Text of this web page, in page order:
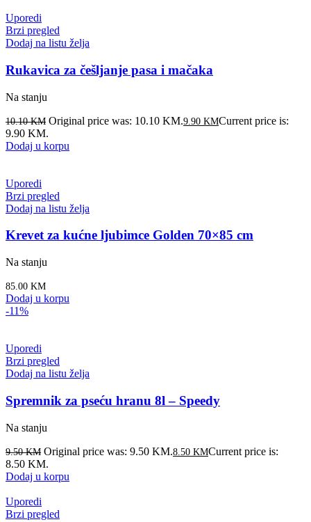
Uporedi
Brzi pregled
Dodaj na listu želja
Rukavica za češljanje pasa i mačaka
Na stanju
10.10KM Original price was: 10.10 KM.9.90 KMCurrent price is:
9.90 KM.
Dodaj u korpu
Uporedi
Brzi pregled
Dodaj na listu želja
Krevet za kućne ljubimce Golden 70×85 cm
Na stanju
85.00 KM
Dodaj u korpu
-11%
Uporedi
Brzi pregled
Dodaj na listu želja
Spremnik za pseću hranu 8l – Speedy
Na stanju
9.50KM Original price was: 9.50 KM.8.50 KMCurrent price is:
8.50 KM.
Dodaj u korpu
Uporedi
Brzi pregled